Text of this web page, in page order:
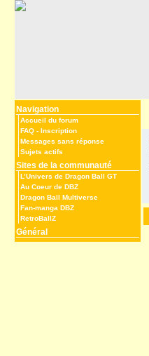
Navigation
Accueil du forum
FAQ - Inscription
Messages sans réponse
Sujets actifs
Sites de la communauté
L’Univers de Dragon Ball GT
Au Coeur de DBZ
Dragon Ball Multiverse
Fan-manga DBZ
RetroBallZ
Général